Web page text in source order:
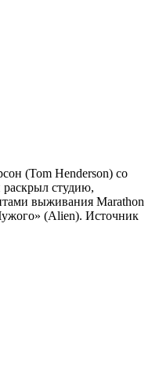
(Tom Henderson) со
раскрыл студию,
выживания Marathon
(Alien). Источник